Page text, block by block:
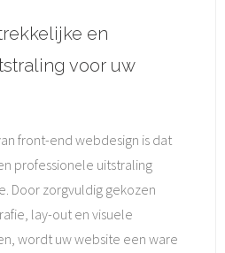
en
voor uw
front-end webdesign is dat
professionele uitstraling
Door zorgvuldig gekozen
lay-out en visuele
wordt uw website een ware